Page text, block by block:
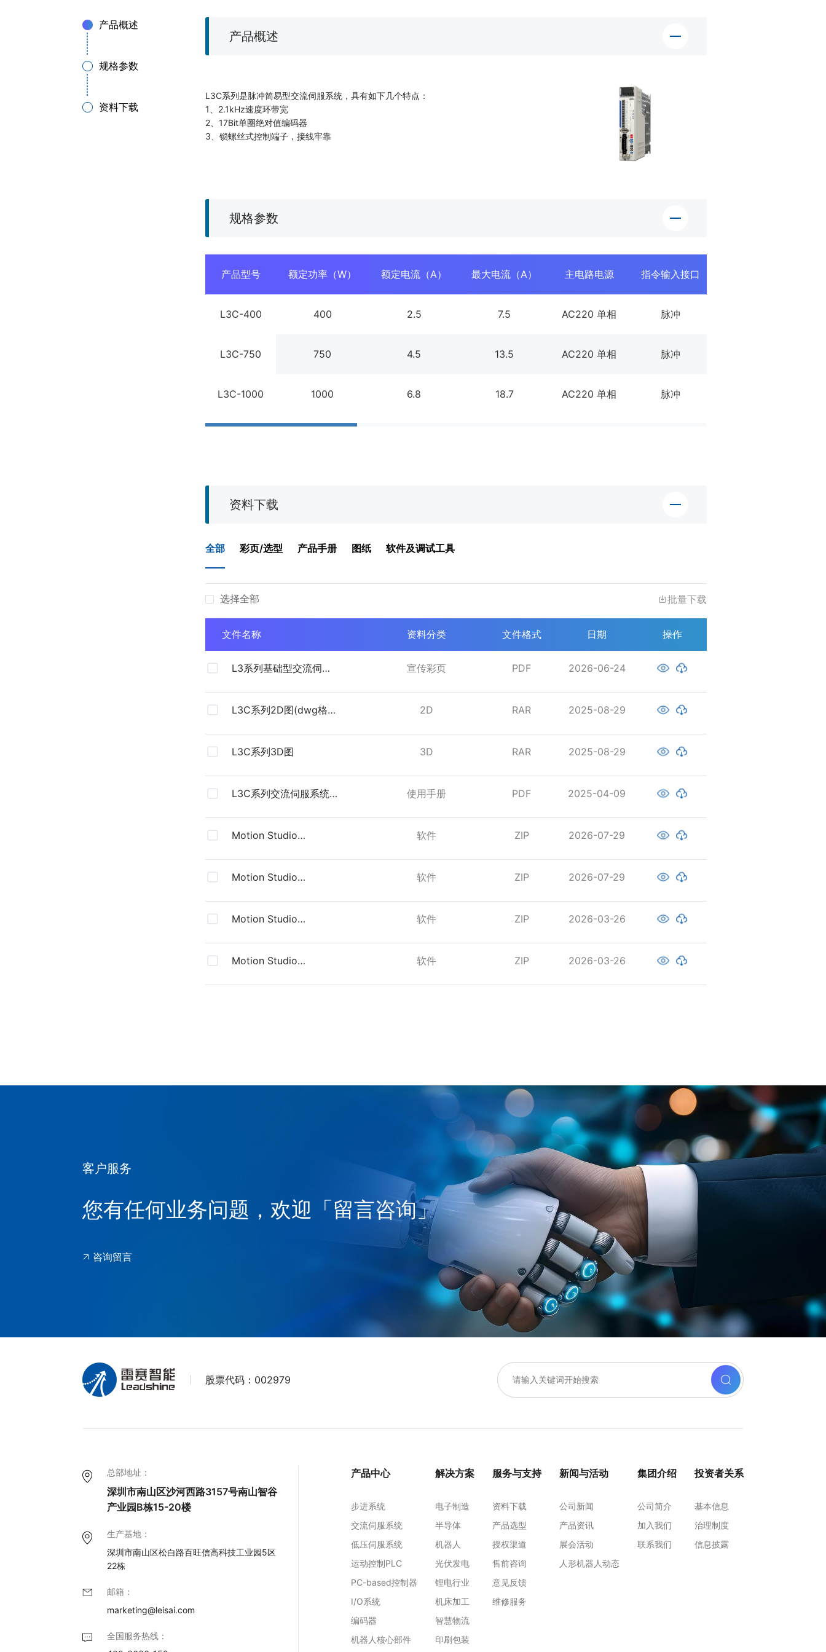
产品概述
规格参数
资料下载
产品概述
L3C系列是脉冲简易型交流伺服系统，具有如下几个特点：
1、2.1kHz速度环带宽
2、17Bit单圈绝对值编码器
3、锁螺丝式控制端子，接线牢靠
规格参数
产品型号 额定功率（W） 额定电流（A） 最大电流（A） 主电路电源 指令输入接口
L3C-400 400 2.5 7.5 AC220 单相 脉冲
L3C-750 750 4.5 13.5 AC220 单相 脉冲
L3C-1000 1000 6.8 18.7 AC220 单相 脉冲
资料下载
全部 彩页/选型 产品手册 图纸 软件及调试工具
选择全部 批量下载
文件名称 资料分类 文件格式 日期 操作
L3系列基础型交流伺服
宣传彩页 PDF 2026-06-24
L3C系列2D图(dwg格
2D RAR 2025-08-29
L3C系列3D图 3D RAR 2025-08-29
L3C系列交流伺服系统
使用手册 PDF 2025-04-09
Motion Studio
软件 ZIP 2026-07-29
Motion Studio
软件 ZIP 2026-07-29
Motion Studio
软件 ZIP 2026-03-26
Motion Studio
软件 ZIP 2026-03-26
客户服务
您有任何业务问题，欢迎「留言咨询」
咨询留言
股票代码： 002979
总部地址：
深圳市南山区沙河西路3157号南山智谷
产业园B栋15-20楼
生产基地：
深圳市南山区松白路百旺信高科技工业园5区
22栋
邮箱：
marketing@leisai.com
全国服务热线：
产品中心
步进系统
交流伺服系统
低压伺服系统
运动控制PLC
PC-based控制器
I/O系统
编码器
机器人核心部件
解决方案
电子制造
半导体
机器人
光伏发电
锂电行业
机床加工
智慧物流
印刷包装
服务与支持
资料下载
产品选型
授权渠道
售前咨询
意见反馈
维修服务
新闻与活动
公司新闻
产品资讯
展会活动
人形机器人动态
集团介绍
公司简介
加入我们
联系我们
投资者关系
基本信息
治理制度
信息披露